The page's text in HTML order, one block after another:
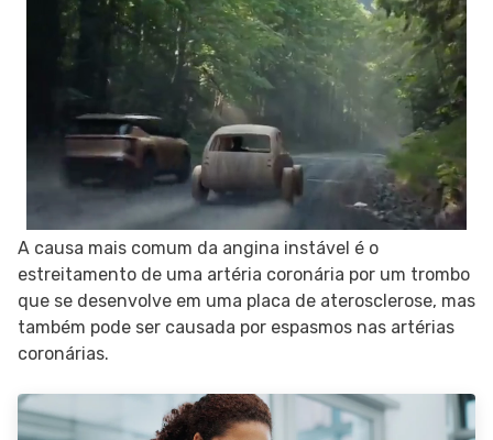
A causa mais comum da angina instável é o
estreitamento de uma artéria coronária por um trombo
que se desenvolve em uma placa de aterosclerose, mas
também pode ser causada por espasmos nas artérias
coronárias.